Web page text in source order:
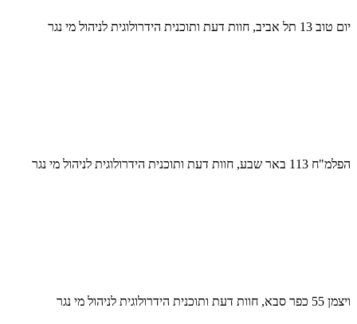
יום טוב 13 תל אביב, חוות דעת ותוכנית הידרולוגית לניהול מי נגר
הפלמ"ח 113 באר שבע, חוות דעת ותוכנית הידרולוגית לניהול מי נגר
ויצמן 55 כפר סבא, חוות דעת ותוכנית הידרולוגית לניהול מי נגר